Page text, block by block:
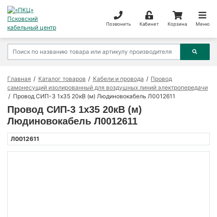
Позвонить Кабинет Корзина Меню
Главная Каталог товаров Кабели и провода
Провод
самонесущий изолированный для воздушных линий электропередачи
Провод СИП-3 1х35 20кВ (м) Людиновокабель Л0012611
Провод СИП-3 1х35 20кВ (м)
Людиновокабель Л0012611
Л0012611